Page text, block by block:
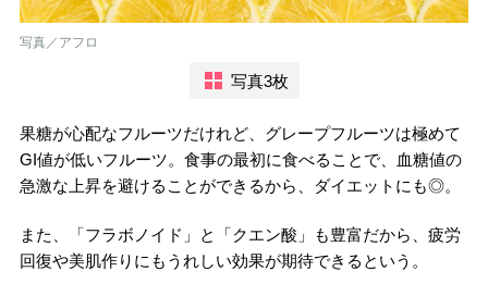
写真／アフロ
写真3枚
果糖が心配なフルーツだけれど、グレープフルーツは極めて
GI値が低いフルーツ。食事の最初に食べることで、血糖値の
急激な上昇を避けることができるから、ダイエットにも◎。
また、「フラボノイド」と「クエン酸」も豊富だから、疲労
回復や美肌作りにもうれしい効果が期待できるという。